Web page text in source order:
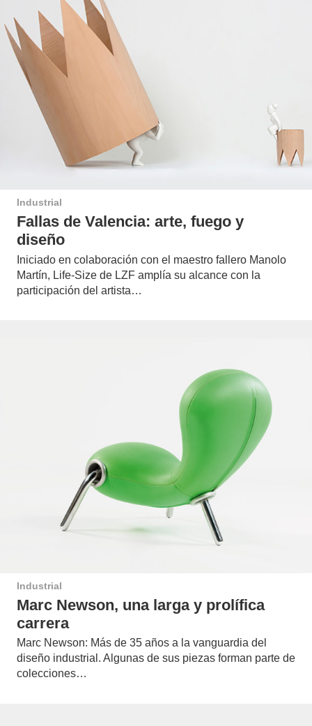
Industrial
Fallas de Valencia: arte, fuego y
diseño
Iniciado en colaboración con el maestro fallero Manolo
Martín, Life-Size de LZF amplía su alcance con la
participación del artista…
Industrial
Marc Newson, una larga y prolífica
carrera
Marc Newson: Más de 35 años a la vanguardia del
diseño industrial. Algunas de sus piezas forman parte de
colecciones…